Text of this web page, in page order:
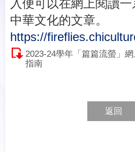
入便可以在網上閱讀
中華文化的文章。
https://
2023-24學年「篇篇流螢」
指南
返回